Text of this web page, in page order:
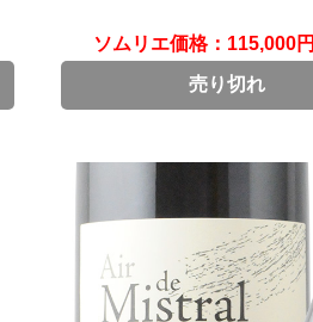
ソムリエ価格： 115,000円
売り切れ